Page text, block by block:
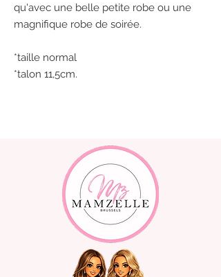
qu'avec une belle petite robe ou une
magnifique robe de soirée.
*taille normal
*talon 11,5cm.